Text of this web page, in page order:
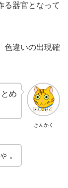
る器官となって
色違いの出現確
きんかく
め
。